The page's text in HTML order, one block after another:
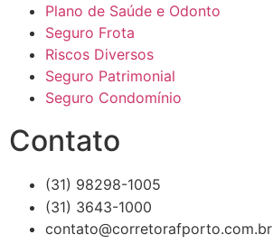
Plano de Saúde e Odonto
Seguro Frota
Riscos Diversos
Seguro Patrimonial
Seguro Condomínio
Contato
(31) 98298-1005
(31) 3643-1000
contato@corretorafporto.com.br